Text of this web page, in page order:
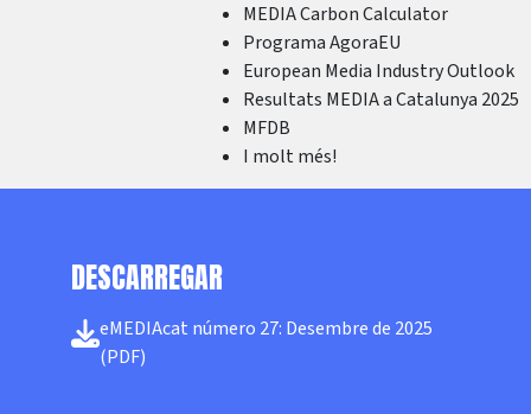
MEDIA Carbon Calculator
Programa AgoraEU
European Media Industry Outlook
Resultats MEDIA a Catalunya 2025
MFDB
I molt més!
DESCARREGAR
eMEDIAcat número 27: Desembre de 2025
(PDF)